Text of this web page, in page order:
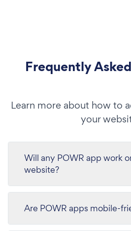
Frequently
Learn more about how to
your
Will any POWR app work
website?
Are POWR apps mobile-